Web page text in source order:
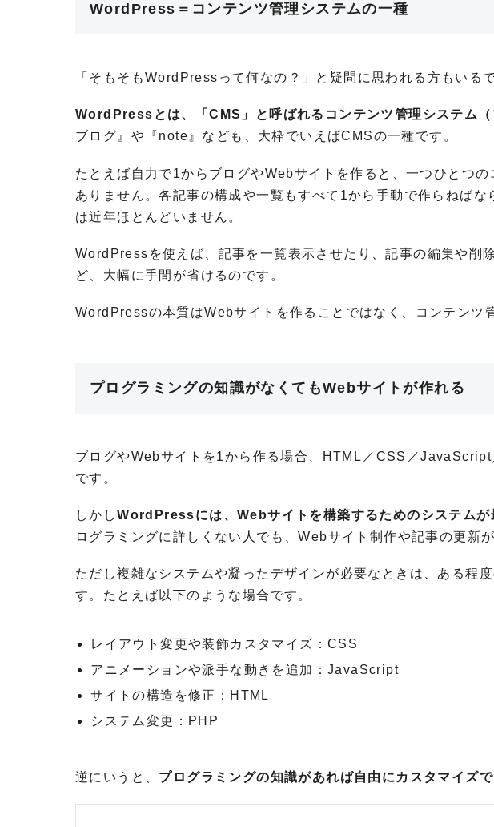
WordPress＝コンテンツ管理システムの一種
「そもそもWordPressって何なの？」と疑問に思われる方もいる
WordPressとは、「CMS」と呼ばれるコンテンツ管理システム
ブログ』や『note』なども、大枠でいえばCMSの一種です。
たとえば自力で1からブログやWebサイトを作ると、一つひとつ
ありません。各記事の構成や一覧もすべて1から手動で作らねば
は近年ほとんどいません。
WordPressを使えば、記事を一覧表示させたり、記事の編集や削
ど、大幅に手間が省けるのです。
WordPressの本質はWebサイトを作ることではなく、コンテンツ
プログラミングの知識がなくてもWebサイトが作れる
ブログやWebサイトを1から作る場合、HTML／CSS／
です。
しかしWordPressには、Webサイトを構築するためのシステムが
ログラミングに詳しくない人でも、Webサイト制作や記事の更新
ただし複雑なシステムや凝ったデザインが必要なときは、ある程
す。たとえば以下のような場合です。
レイアウト変更や装飾カスタマイズ：CSS
アニメーションや派手な動きを追加：JavaScript
サイトの構造を修正：HTML
システム変更：PHP
逆にいうと、 プログラミングの知識があれば自由にカスタマイズで